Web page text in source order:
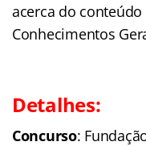
acerca do
Conhecimentos
Detalhes:
Concurso: